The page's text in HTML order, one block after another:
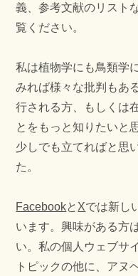
義、参考文献のリスト
覧ください。
私は植物学にも鳥類学
みれば様々な批判もあ
行される方、もしくは
とをもっと知りたいと
少しでも立てればと思
た。
Facebookと Xでは新し
います。興味がある方
い。私の個人ウェブサ
トピックの他に、アヌ